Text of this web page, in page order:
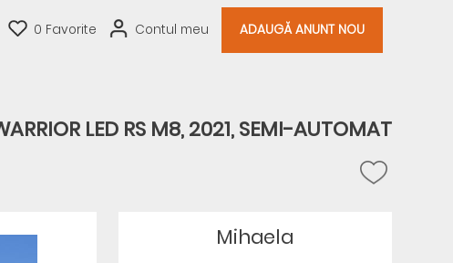
0 Favorite Contul meu ADAUGĂ ANUNT NOU
LED RS M8, 2021, SEMI-AUTOMAT
Mihaela